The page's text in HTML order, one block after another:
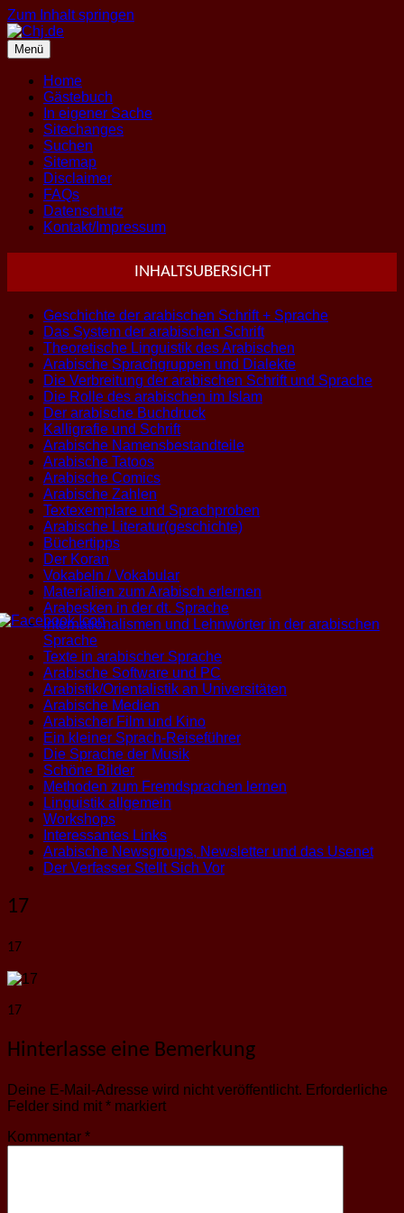
Zum Inhalt springen
Menü
Home
Gästebuch
In eigener Sache
Sitechanges
Suchen
Sitemap
Disclaimer
FAQs
Datenschutz
Kontakt/Impressum
INHALTSUBERSICHT
Geschichte der arabischen Schrift + Sprache
Das System der arabischen Schrift
Theoretische Linguistik des Arabischen
Arabische Sprachgruppen und Dialekte
Die Verbreitung der arabischen Schrift und Sprache
Die Rolle des arabischen im Islam
Der arabische Buchdruck
Kalligrafie und Schrift
Arabische Namensbestandteile
Arabische Tatoos
Arabische Comics
Arabische Zahlen
Textexemplare und Sprachproben
Arabische Literatur(geschichte)
Büchertipps
Der Koran
Vokabeln / Vokabular
Materialien zum Arabisch erlernen
Arabesken in der dt. Sprache
Internationalismen und Lehnwörter in der arabischen
Sprache
Texte in arabischer Sprache
Arabische Software und PC
Arabistik/Orientalistik an Universitäten
Arabische Medien
Arabischer Film und Kino
Ein kleiner Sprach-Reiseführer
Die Sprache der Musik
Schöne Bilder
Methoden zum Fremdsprachen lernen
Linguistik allgemein
Workshops
Interessantes Links
Arabische Newsgroups, Newsletter und das Usenet
Der Verfasser Stellt Sich Vor
17
17
17
Hinterlasse eine Bemerkung
Deine E-Mail-Adresse wird nicht veröffentlicht. Erforderliche
Felder sind mit * markiert
Kommentar *